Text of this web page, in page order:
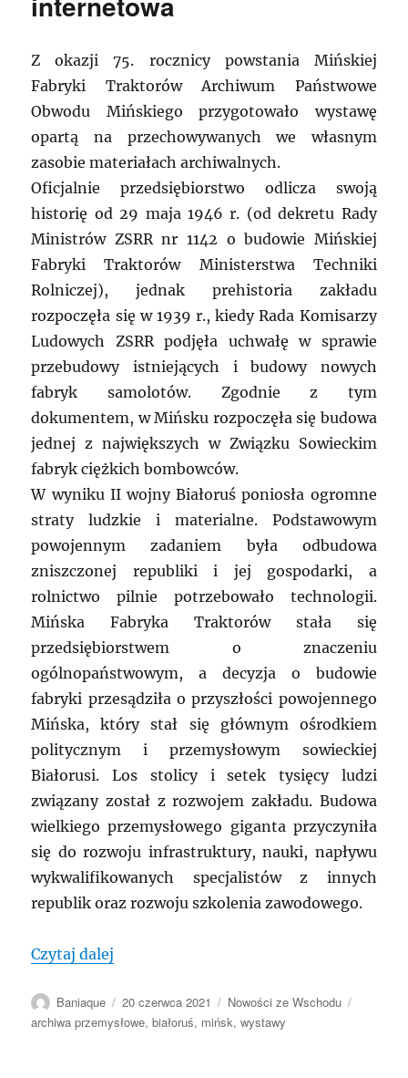
Z okazji 75. rocznicy powstania Mińskiej
Fabryki Traktorów Archiwum Państwowe
Obwodu Mińskiego przygotowało wystawę
opartą na przechowywanych we własnym
zasobie materiałach archiwalnych.
Oficjalnie przedsiębiorstwo odlicza swoją
historię od 29 maja 1946 r. (od dekretu Rady
Ministrów ZSRR nr 1142 o budowie Mińskiej
Fabryki Traktorów Ministerstwa Techniki
Rolniczej), jednak prehistoria zakładu
rozpoczęła się w 1939 r., kiedy Rada Komisarzy
Ludowych ZSRR podjęła uchwałę w sprawie
przebudowy istniejących i budowy nowych
fabryk samolotów. Zgodnie z tym
dokumentem, w Mińsku rozpoczęła się budowa
jednej z największych w Związku Sowieckim
fabryk ciężkich bombowców.
W wyniku II wojny Białoruś poniosła ogromne
straty ludzkie i materialne. Podstawowym
powojennym zadaniem była odbudowa
zniszczonej republiki i jej gospodarki, a
rolnictwo pilnie potrzebowało technologii.
Mińska Fabryka Traktorów stała się
przedsiębiorstwem o znaczeniu
ogólnopaństwowym, a decyzja o budowie
fabryki przesądziła o przyszłości powojennego
Mińska, który stał się głównym ośrodkiem
politycznym i przemysłowym sowieckiej
Białorusi. Los stolicy i setek tysięcy ludzi
związany został z rozwojem zakładu. Budowa
wielkiego przemysłowego giganta przyczyniła
się do rozwoju infrastruktury, nauki, napływu
wykwalifikowanych specjalistów z innych
republik oraz rozwoju szkolenia zawodowego.
Czytaj dalej
Autor
Baniaque
Data
publikacji
20 czerwca 2021 Kategorie
Nowości ze Wschodu
archiwa przemysłowe,białoruś, mińsk,wystawy